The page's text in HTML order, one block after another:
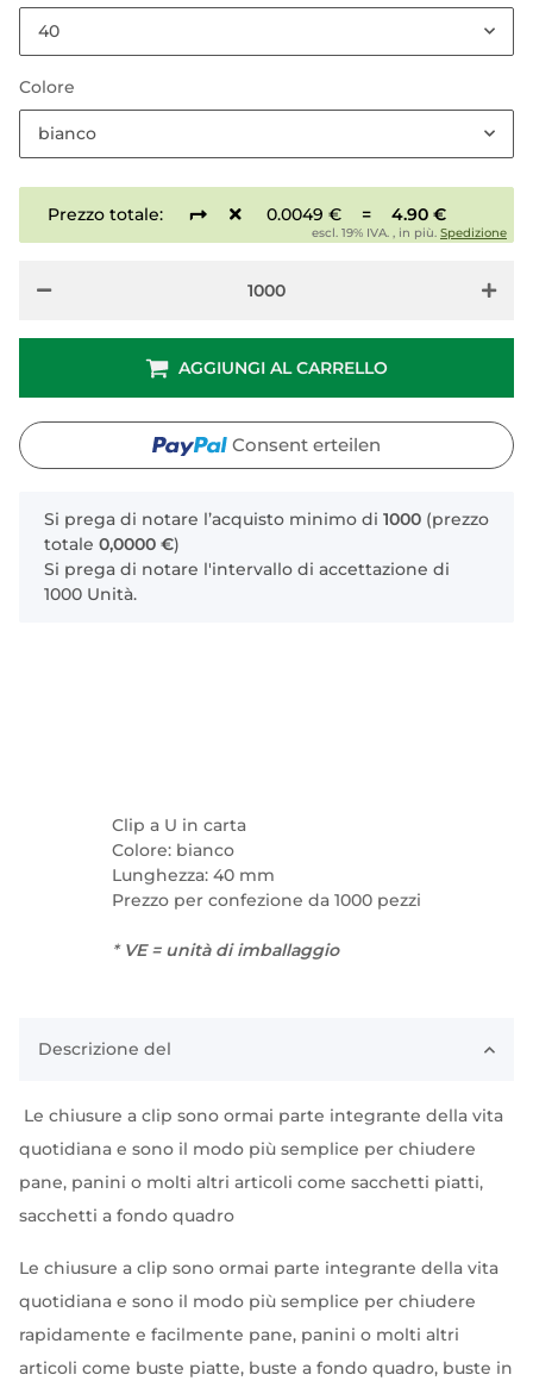
Clip a U in carta
Colore: bianco
Lunghezza: 40 mm
Prezzo per confezione da 1000 pezzi
*VE = unità di imballaggio
40
Colore
bianco
Prezzo totale: 0.0049 € = 4.90 €
escl. 19% IVA. , in più. Spedizione
AGGIUNGI AL CARRELLO
Consent erteilen
x
Si prega di notare l’acquisto minimo di 1000 (prezzo
totale 0,0000 €)
Si prega di notare l'intervallo di accettazione di
1000 Unità.
Descrizione del
Le chiusure a clip sono ormai parte integrante della vita
quotidiana e sono il modo più semplice per chiudere
pane, panini o molti altri articoli come sacchetti piatti,
sacchetti a fondo quadro
Le chiusure a clip sono ormai parte integrante della vita
quotidiana e sono il modo più semplice per chiudere
rapidamente e facilmente pane, panini o molti altri
articoli come buste piatte, buste a fondo quadro, buste in